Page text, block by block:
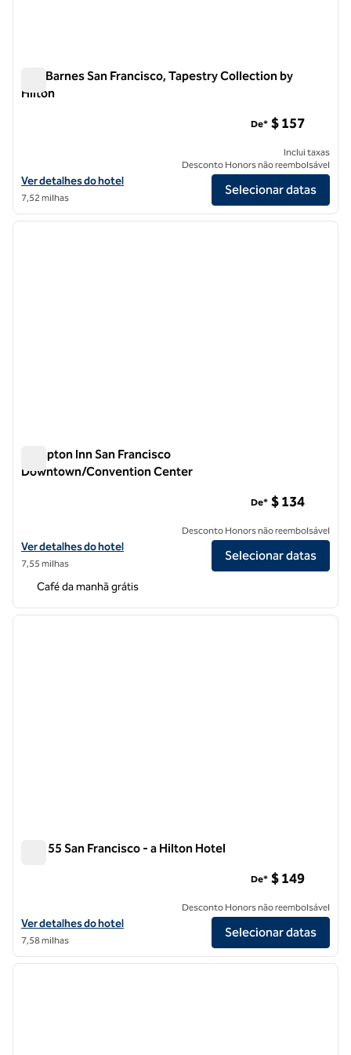
The Barnes San Francisco, Tapestry Collection by
Hilton
Exibir detalhes do hotel The Barnes San Francisco, Tapestry
Ver detalhes do hotel
7,52 milhas
De* $ 157
Inclui taxas
Desconto Honors não reembolsável
Selecionar datas
1/12
1 de 12
Hampton Inn San Francisco
Downtown/Convention Center
Exibir detalhes do hotel Hampton Inn San Francisco Downtown/
Ver detalhes do hotel
7,55 milhas
De* $ 134
Desconto Honors não reembolsável
Selecionar datas
Café da manhã grátis
1 de 12
Parc 55 San Francisco - a Hilton Hotel
Exibir detalhes do hotel Parc 55 San Francisco - a Hilton Hotel
Ver detalhes do hotel
7,58 milhas
De* $ 149
Desconto Honors não reembolsável
Selecionar datas
1/12
1 de 12